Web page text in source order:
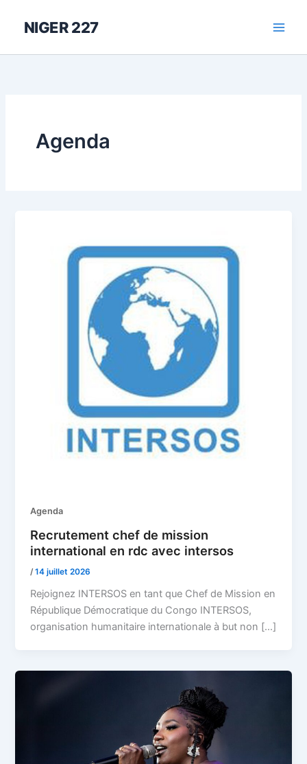
NIGER 227
Agenda
Agenda
Recrutement chef de mission
international en rdc avec intersos
/14 juillet 2026
Rejoignez INTERSOS en tant que Chef de Mission en
République Démocratique du Congo INTERSOS,
organisation humanitaire internationale à but non […]